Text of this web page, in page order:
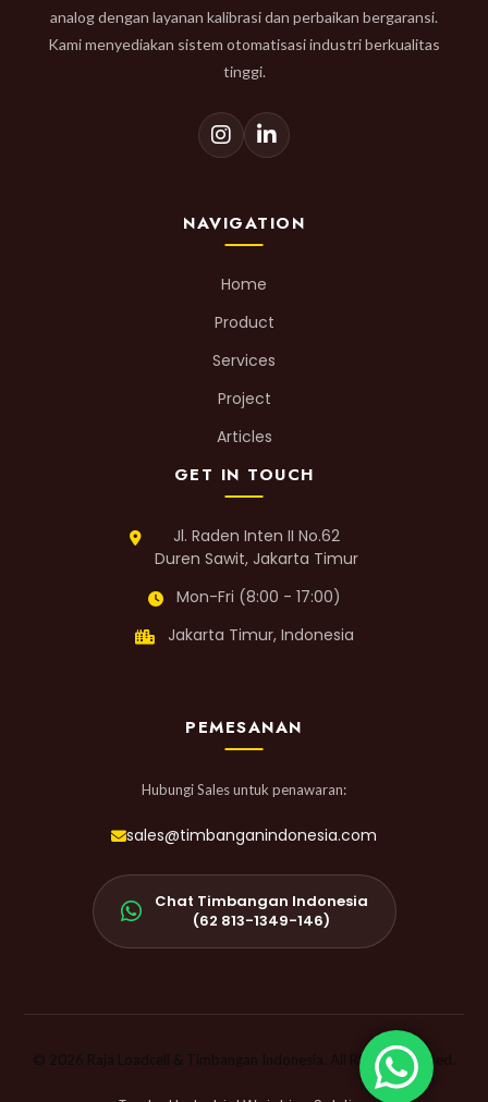
analog dengan layanan kalibrasi dan perbaikan bergaransi.
Kami menyediakan sistem otomatisasi industri berkualitas
tinggi.
NAVIGATION
Home
Product
Services
Project
Articles
GET IN TOUCH
Jl. Raden Inten II No.62
Duren Sawit, Jakarta Timur
Mon-Fri (8:00 - 17:00)
Jakarta Timur, Indonesia
PEMESANAN
Hubungi Sales untuk penawaran:
sales@timbanganindonesia.com
Chat Timbangan Indonesia
(62 813-1349-146)
© 2026 Raja Loadcell & Timbangan Indonesia. All Rights Reserved.